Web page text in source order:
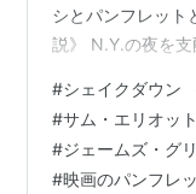
シとパンフレット
説》 N.Y.の夜を
い！ 【ザ・ソル
てジャッキー・チ
メリカを代表する
ッケンハウスの待
#シェイクダウン
#サム・エリオット
#ジェームズ・グ
#映画のパンフレ